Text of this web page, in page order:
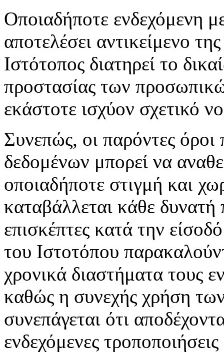
Οποιαδήποτε ενδεχόμενη
αποτελέσει αντικείμενο
Ιστότοπος διατηρεί το
προστασίας των
εκάστοτε ισχύον σχετικό
Συνεπώς, οι παρόντες
δεδομένων μπορεί να
οποιαδήποτε στιγμή και
καταβάλλεται κάθε
επισκέπτες κατά την
του Ιστοτόπου
χρονικά διαστήματα τους
καθώς η συνεχής χρήση
συνεπάγεται ότι
ενδεχόμενες